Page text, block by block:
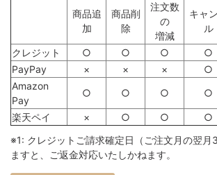
商品追
加
商品削
除
注文数
の
増減
キャ
ル
クレジット ○ ○ ○ ○
PayPay
× × × ○
Amazon
Pay
○ ○ ○ ○
楽天ペイ × ○ ○ ○
※1: クレジットご請求確定日（ご注文月の翌月
ますと、ご返金対応いたしかねます。